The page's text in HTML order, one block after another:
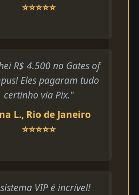
⭐⭐⭐⭐⭐
R$ 4.500 no Gates of
Eles pagaram tudo
certinho via Pix."
L., Rio de Janeiro
⭐⭐⭐⭐⭐
VIP é incrível!